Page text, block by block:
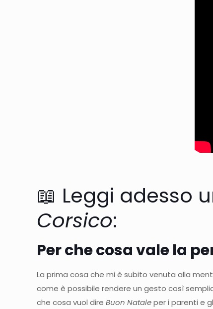
📖 Leggi adesso
Corsico:
Per che cosa vale la
La prima cosa che mi è subito venuta alla
come è possibile rendere un gesto così
che cosa vuol direBuon Nataleper i parenti e